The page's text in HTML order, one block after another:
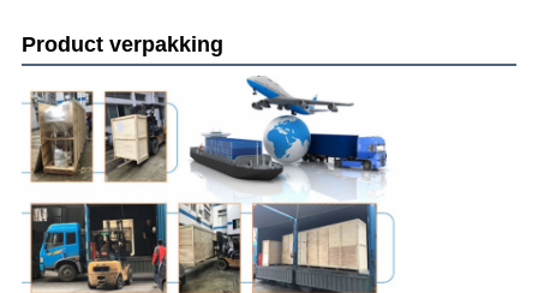
Product verpakking